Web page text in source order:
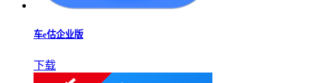
车e估企业版
下载